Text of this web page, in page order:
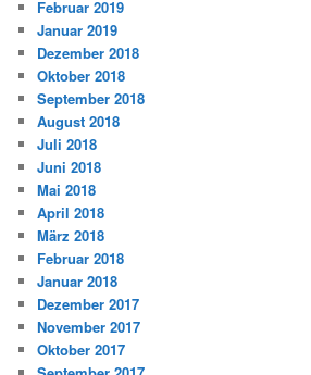
Februar 2019
Januar 2019
Dezember 2018
Oktober 2018
September 2018
August 2018
Juli 2018
Juni 2018
Mai 2018
April 2018
März 2018
Februar 2018
Januar 2018
Dezember 2017
November 2017
Oktober 2017